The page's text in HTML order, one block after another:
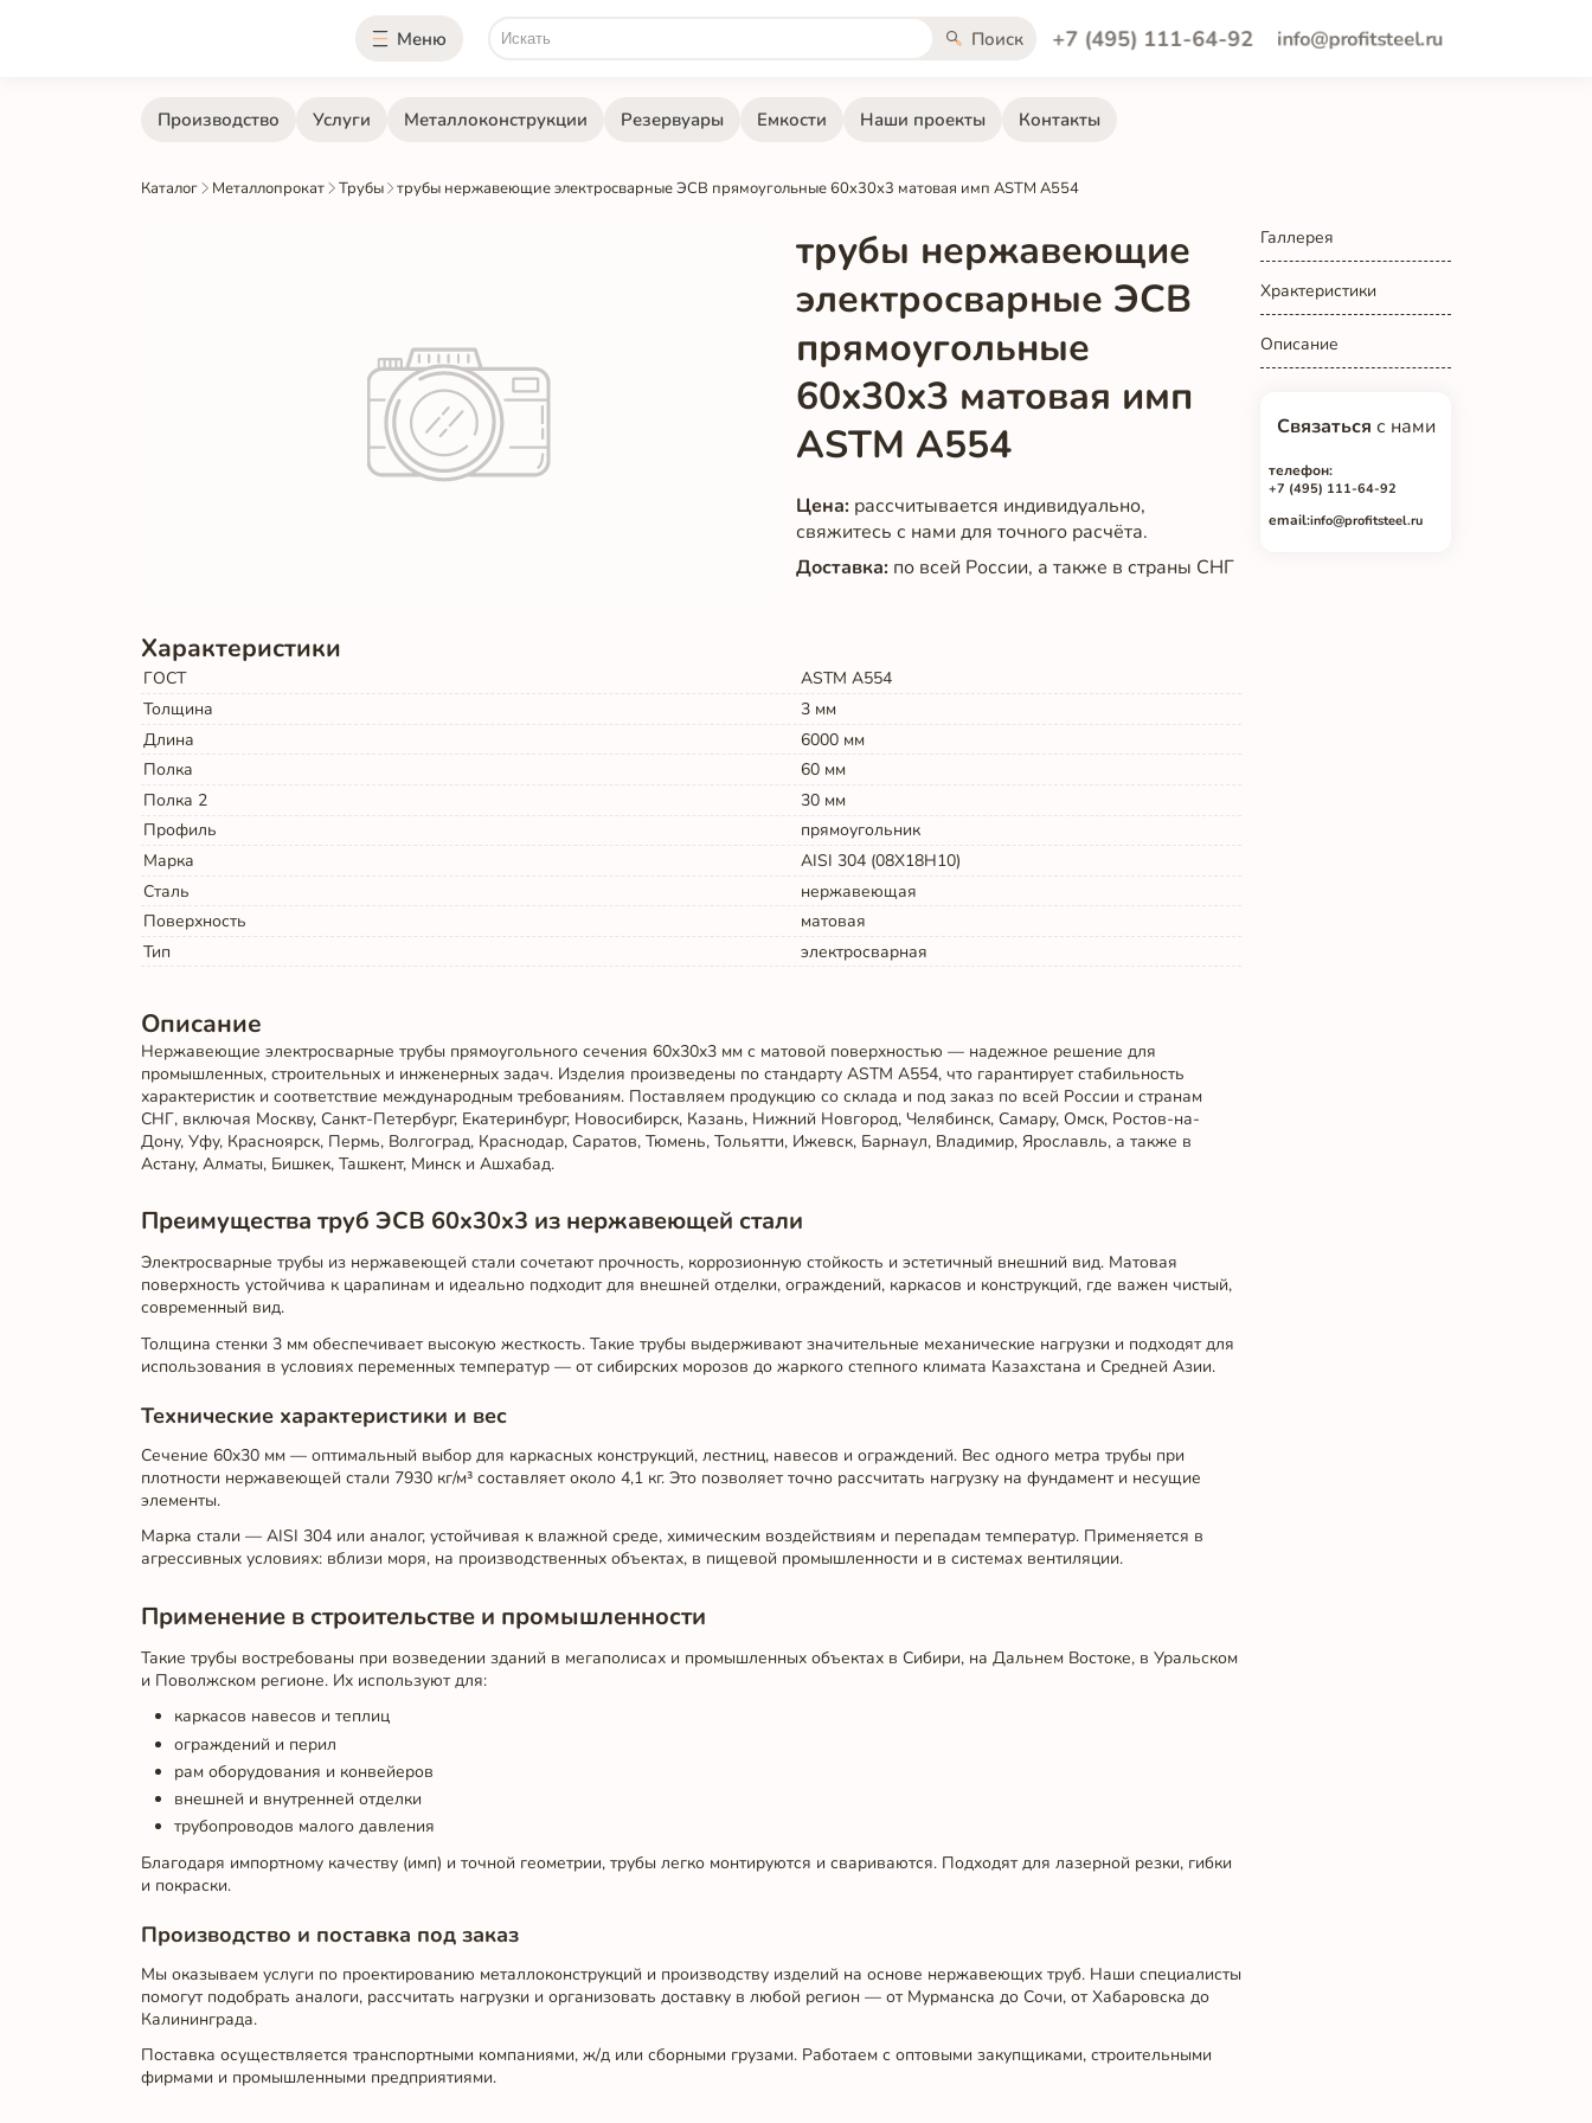
Меню Поиск +7 (495) 111-64-92 info@profitsteel.ru
Производство Услуги Металлоконструкции Резервуары Емкости Наши проекты Контакты
Каталог Металлопрокат Трубы трубы нержавеющие электросварные ЭСВ прямоугольные 60x30x3 матовая имп ASTM A554
трубы нержавеющие
электросварные ЭСВ
прямоугольные
60x30x3 матовая имп
ASTM A554
Цена: рассчитывается индивидуально,
свяжитесь с нами для точного расчёта.
Доставка: по всей России, а также в страны СНГ
Галлерея
Храктеристики
Описание
Связаться с нами
телефон:
+7 (495) 111-64-92
email:info@profitsteel.ru
Характеристики
ГОСТ
ASTM A554
Толщина
3 мм
Длина
6000 мм
Полка
60 мм
Полка 2
30 мм
Профиль
прямоугольник
Марка
AISI 304 (08Х18Н10)
Сталь
нержавеющая
Поверхность
матовая
Тип
электросварная
Описание
Нержавеющие электросварные трубы прямоугольного сечения 60x30x3 мм с матовой поверхностью — надежное решение для
промышленных, строительных и инженерных задач. Изделия произведены по стандарту ASTM A554, что гарантирует стабильность
характеристик и соответствие международным требованиям. Поставляем продукцию со склада и под заказ по всей России и странам
СНГ, включая Москву, Санкт-Петербург, Екатеринбург, Новосибирск, Казань, Нижний Новгород, Челябинск, Самару, Омск, Ростов-на-
Дону, Уфу, Красноярск, Пермь, Волгоград, Краснодар, Саратов, Тюмень, Тольятти, Ижевск, Барнаул, Владимир, Ярославль, а также в
Астану, Алматы, Бишкек, Ташкент, Минск и Ашхабад.
Преимущества труб ЭСВ 60x30x3 из нержавеющей стали
Электросварные трубы из нержавеющей стали сочетают прочность, коррозионную стойкость и эстетичный внешний вид. Матовая
поверхность устойчива к царапинам и идеально подходит для внешней отделки, ограждений, каркасов и конструкций, где важен чистый,
современный вид.
Толщина стенки 3 мм обеспечивает высокую жесткость. Такие трубы выдерживают значительные механические нагрузки и подходят для
использования в условиях переменных температур — от сибирских морозов до жаркого степного климата Казахстана и Средней Азии.
Технические характеристики и вес
Сечение 60x30 мм — оптимальный выбор для каркасных конструкций, лестниц, навесов и ограждений. Вес одного метра трубы при
плотности нержавеющей стали 7930 кг/м³ составляет около 4,1 кг. Это позволяет точно рассчитать нагрузку на фундамент и несущие
элементы.
Марка стали — AISI 304 или аналог, устойчивая к влажной среде, химическим воздействиям и перепадам температур. Применяется в
агрессивных условиях: вблизи моря, на производственных объектах, в пищевой промышленности и в системах вентиляции.
Применение в строительстве и промышленности
Такие трубы востребованы при возведении зданий в мегаполисах и промышленных объектах в Сибири, на Дальнем Востоке, в Уральском
и Поволжском регионе. Их используют для:
каркасов навесов и теплиц
ограждений и перил
рам оборудования и конвейеров
внешней и внутренней отделки
трубопроводов малого давления
Благодаря импортному качеству (имп) и точной геометрии, трубы легко монтируются и свариваются. Подходят для лазерной резки, гибки
и покраски.
Производство и поставка под заказ
Мы оказываем услуги по проектированию металлоконструкций и производству изделий на основе нержавеющих труб. Наши специалисты
помогут подобрать аналоги, рассчитать нагрузки и организовать доставку в любой регион — от Мурманска до Сочи, от Хабаровска до
Калининграда.
Поставка осуществляется транспортными компаниями, ж/д или сборными грузами. Работаем с оптовыми закупщиками, строительными
фирмами и промышленными предприятиями.